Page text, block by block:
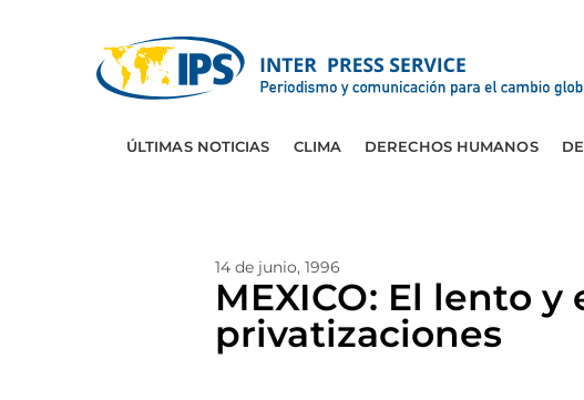
ÚLTIMAS NOTICIAS CLIMA DERECHOS HUMANOS
14 de junio, 1996
MEXICO: El lento
privatizaciones